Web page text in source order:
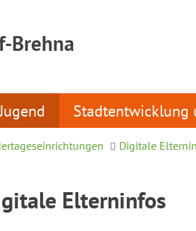
Brehna
Stadtentwicklung
Digitale
Elterninfos